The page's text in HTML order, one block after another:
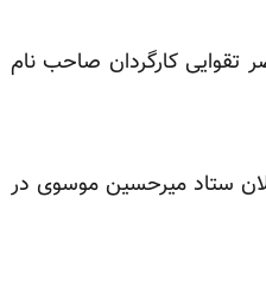
تقوایی کارگردان صاحب نام
ستاد میرحسین موسوی در